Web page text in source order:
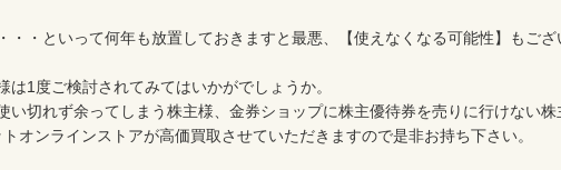
・・といって何年も放置しておきますと最悪、【使えなくなる可能性】もござ
は1度ご検討されてみてはいかがでしょうか。
い切れず余ってしまう株主様、金券ショップに株主優待券を売りに行けない株
オンラインストアが高価買取させていただきますので是非お持ち下さい。